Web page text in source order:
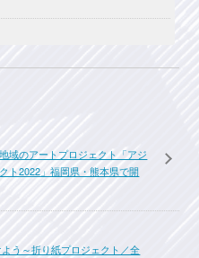
域のアートプロジェクト「アジ
ト2022」福岡県・熊本県で開
う～折り紙プロジェクト／全